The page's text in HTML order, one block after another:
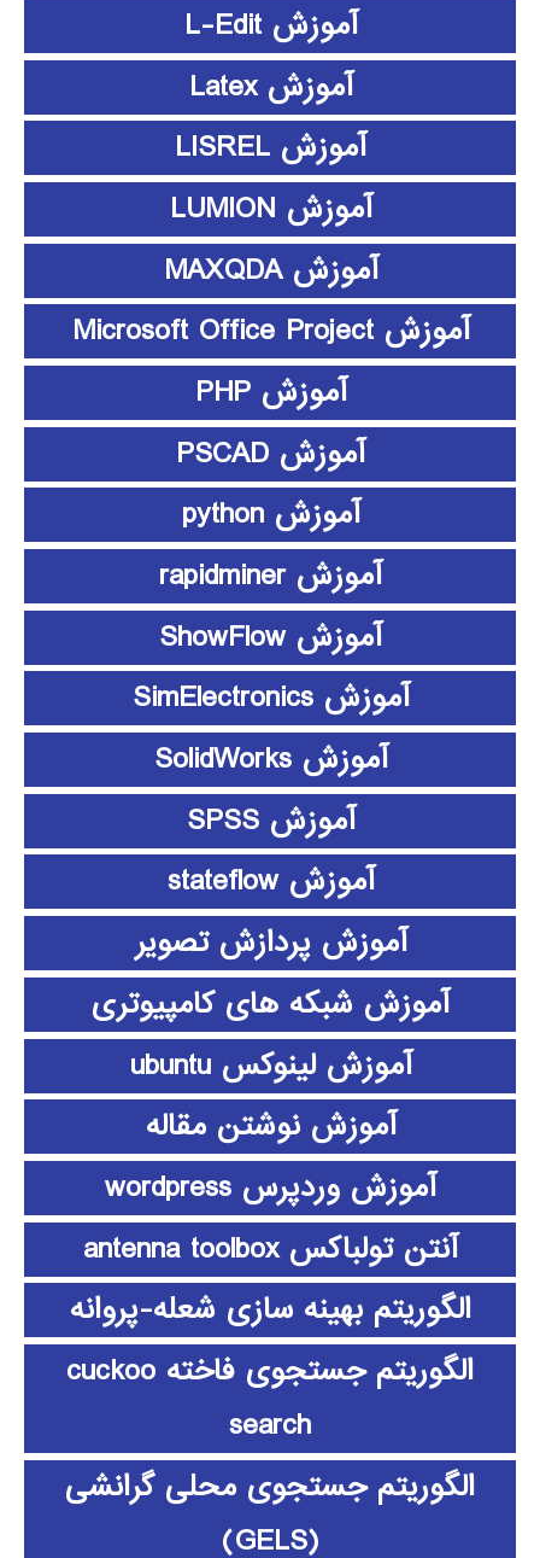
آموزش L-Edit
آموزش Latex
آموزش LISREL
آموزش LUMION
آموزش MAXQDA
آموزش Microsoft Office Project
آموزش PHP
آموزش PSCAD
آموزش python
آموزش rapidminer
آموزش ShowFlow
آموزش SimElectronics
آموزش SolidWorks
آموزش SPSS
آموزش stateflow
آموزش پردازش تصویر
آموزش شبکه های کامپیوتری
آموزش لینوکس ubuntu
آموزش نوشتن مقاله
آموزش وردپرس wordpress
آنتن تولباکس antenna toolbox
الگوریتم بهینه سازی شعله-پروانه
الگوریتم جستجوی فاخته cuckoo
search
الگوریتم جستجوی محلی گرانشی
(GELS)